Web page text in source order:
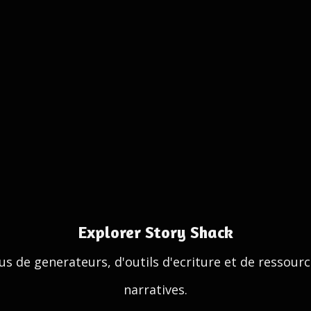
Explorer Story Shack
de generateurs, d'outils d'ecriture et de
narratives.